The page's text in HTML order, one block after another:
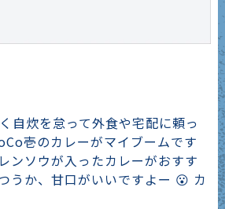
自炊を怠って外食や宅配に頼っ
壱のカレーがマイブームです
ンソウが入ったカレーがおすす
うか、甘口がいいですよー 😮 カ